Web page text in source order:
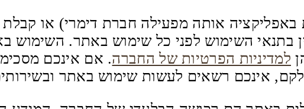
אותה מפעילה חברת דימרי) או
בתנאי השימוש לפני כל שימוש באתר. השימוש
למדיניות הפרטיות של החברה. אם אינכם
אינכם רשאים לעשות שימוש באתר